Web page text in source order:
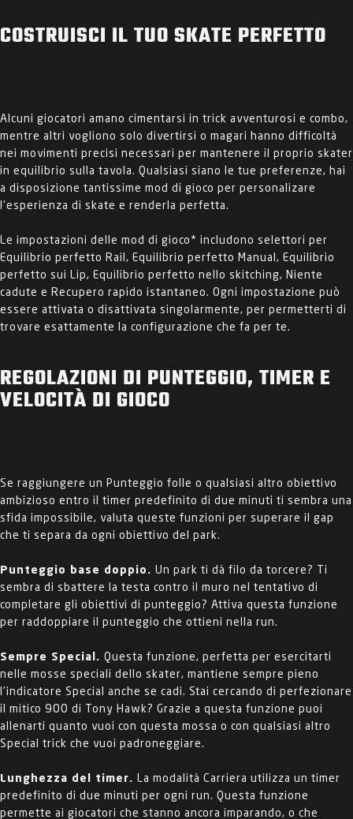
COSTRUISCI IL TUO SKATE PERFETTO
Alcuni giocatori amano cimentarsi in trick avventurosi e combo,
mentre altri vogliono solo divertirsi o magari hanno difficoltà
nei movimenti precisi necessari per mantenere il proprio skater
in equilibrio sulla tavola. Qualsiasi siano le tue preferenze, hai
a disposizione tantissime mod di gioco per personalizare
l'esperienza di skate e renderla perfetta.
Le impostazioni delle mod di gioco* includono selettori per
Equilibrio perfetto Rail, Equilibrio perfetto Manual, Equilibrio
perfetto sui Lip, Equilibrio perfetto nello skitching, Niente
cadute e Recupero rapido istantaneo. Ogni impostazione può
essere attivata o disattivata singolarmente, per permetterti di
trovare esattamente la configurazione che fa per te.
REGOLAZIONI DI PUNTEGGIO, TIMER E
VELOCITÀ DI GIOCO
Se raggiungere un Punteggio folle o qualsiasi altro obiettivo
ambizioso entro il timer predefinito di due minuti ti sembra una
sfida impossibile, valuta queste funzioni per superare il gap
che ti separa da ogni obiettivo del park.
Punteggio base doppio. Un park ti dà filo da torcere? Ti
sembra di sbattere la testa contro il muro nel tentativo di
completare gli obiettivi di punteggio? Attiva questa funzione
per raddoppiare il punteggio che ottieni nella run.
Sempre Special. Questa funzione, perfetta per esercitarti
nelle mosse speciali dello skater, mantiene sempre pieno
l'indicatore Special anche se cadi. Stai cercando di perfezionare
il mitico 900 di Tony Hawk? Grazie a questa funzione puoi
allenarti quanto vuoi con questa mossa o con qualsiasi altro
Special trick che vuoi padroneggiare.
Lunghezza del timer. La modalità Carriera utilizza un timer
predefinito di due minuti per ogni run. Questa funzione
permette ai giocatori che stanno ancora imparando, o che